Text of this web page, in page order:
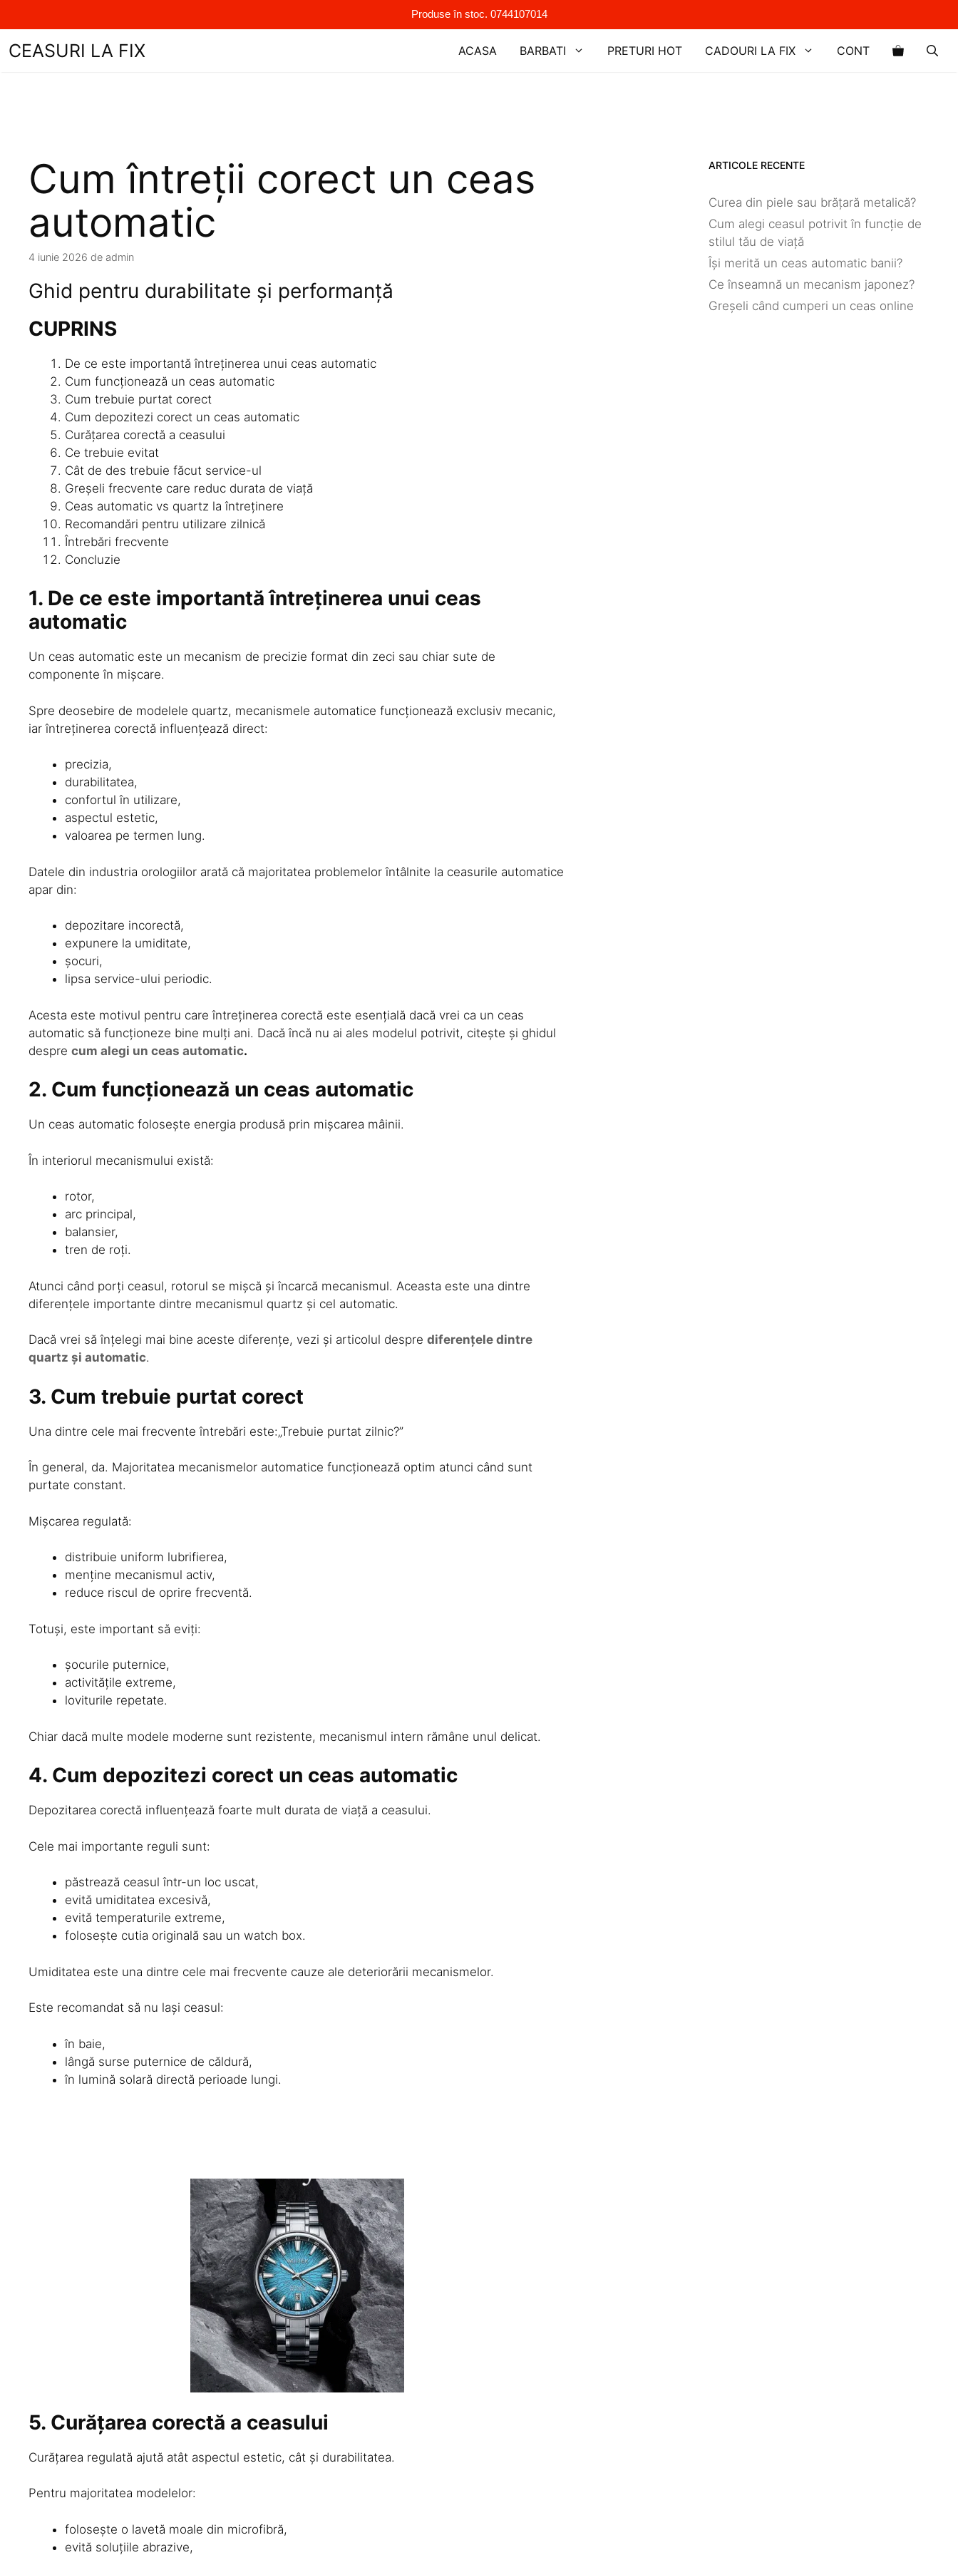
Produse în stoc. 0744107014
CEASURI LA FIX ACASA BARBATI PRETURI HOT CADOURI LA FIX CONT
Cum întreții corect un ceas
automatic
4 iunie 2026 de admin
Ghid pentru durabilitate și performanță
CUPRINS
De ce este importantă întreținerea unui ceas automatic
Cum funcționează un ceas automatic
Cum trebuie purtat corect
Cum depozitezi corect un ceas automatic
Curățarea corectă a ceasului
Ce trebuie evitat
Cât de des trebuie făcut service-ul
Greșeli frecvente care reduc durata de viață
Ceas automatic vs quartz la întreținere
Recomandări pentru utilizare zilnică
Întrebări frecvente
Concluzie
1. De ce este importantă întreținerea unui ceas
automatic
Un ceas automatic este un mecanism de precizie format din zeci sau chiar sute de
componente în mișcare.
Spre deosebire de modelele quartz, mecanismele automatice funcționează exclusiv mecanic,
iar întreținerea corectă influențează direct:
precizia,
durabilitatea,
confortul în utilizare,
aspectul estetic,
valoarea pe termen lung.
Datele din industria orologiilor arată că majoritatea problemelor întâlnite la ceasurile automatice
apar din:
depozitare incorectă,
expunere la umiditate,
șocuri,
lipsa service-ului periodic.
Acesta este motivul pentru care întreținerea corectă este esențială dacă vrei ca un ceas
automatic să funcționeze bine mulți ani. Dacă încă nu ai ales modelul potrivit, citește și ghidul
despre cum alegi un ceas automatic.
2. Cum funcționează un ceas automatic
Un ceas automatic folosește energia produsă prin mișcarea mâinii.
În interiorul mecanismului există:
rotor,
arc principal,
balansier,
tren de roți.
Atunci când porți ceasul, rotorul se mișcă și încarcă mecanismul. Aceasta este una dintre
diferențele importante dintre mecanismul quartz și cel automatic.
Dacă vrei să înțelegi mai bine aceste diferențe, vezi și articolul despre diferențele dintre
quartz și automatic.
3. Cum trebuie purtat corect
Una dintre cele mai frecvente întrebări este:„Trebuie purtat zilnic?”
În general, da. Majoritatea mecanismelor automatice funcționează optim atunci când sunt
purtate constant.
Mișcarea regulată:
distribuie uniform lubrifierea,
menține mecanismul activ,
reduce riscul de oprire frecventă.
Totuși, este important să eviți:
șocurile puternice,
activitățile extreme,
loviturile repetate.
Chiar dacă multe modele moderne sunt rezistente, mecanismul intern rămâne unul delicat.
4. Cum depozitezi corect un ceas automatic
Depozitarea corectă influențează foarte mult durata de viață a ceasului.
Cele mai importante reguli sunt:
păstrează ceasul într-un loc uscat,
evită umiditatea excesivă,
evită temperaturile extreme,
folosește cutia originală sau un watch box.
Umiditatea este una dintre cele mai frecvente cauze ale deteriorării mecanismelor.
Este recomandat să nu lași ceasul:
în baie,
lângă surse puternice de căldură,
în lumină solară directă perioade lungi.
5. Curățarea corectă a ceasului
Curățarea regulată ajută atât aspectul estetic, cât și durabilitatea.
Pentru majoritatea modelelor:
folosește o lavetă moale din microfibră,
evită soluțiile abrazive,
ARTICOLE RECENTE
Curea din piele sau brățară metalică?
Cum alegi ceasul potrivit în funcție de
stilul tău de viață
Își merită un ceas automatic banii?
Ce înseamnă un mecanism japonez?
Greșeli când cumperi un ceas online